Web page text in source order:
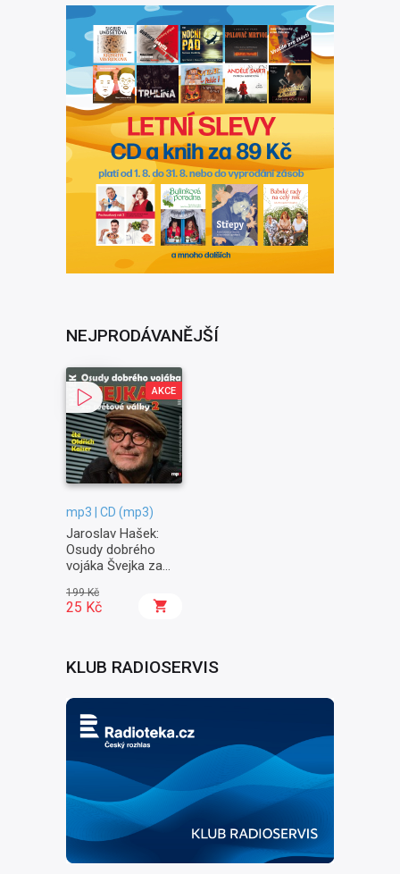
NEJPRODÁVANĚJŠÍ
AKCE
mp3 | CD (mp3)
Jaroslav Hašek:
Osudy dobrého
vojáka Švejka za
Na frontě
199 Kč
25 Kč
KLUB RADIOSERVIS